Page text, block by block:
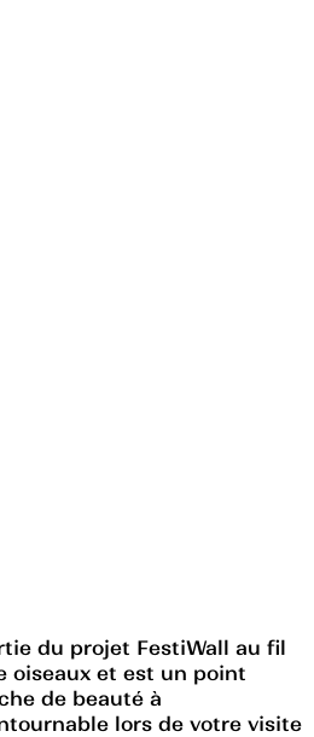
du projet FestiWall au fil
oiseaux et est un point
de beauté à
lors de votre visite